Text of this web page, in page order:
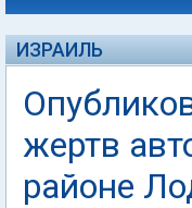
ИЗРАИЛЬ
жертв
районе